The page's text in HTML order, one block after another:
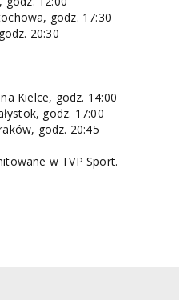
godz. 17:30
20:30
Kielce, godz. 14:00
godz. 17:00
godz. 20:45
w TVP Sport.